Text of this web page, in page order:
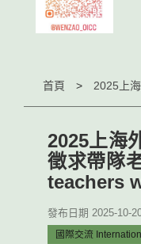
首頁
2025上海
徵求帶隊
teachers
發布日期 2025-10-
國際交流